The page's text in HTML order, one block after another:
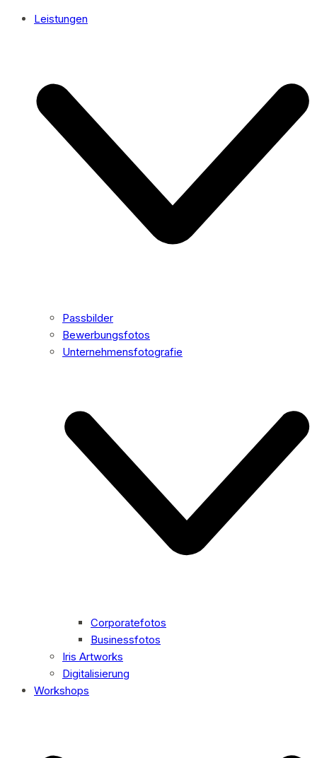
Leistungen
Passbilder
Bewerbungsfotos
Unternehmensfotografie
Corporatefotos
Businessfotos
Iris Artworks
Digitalisierung
Workshops